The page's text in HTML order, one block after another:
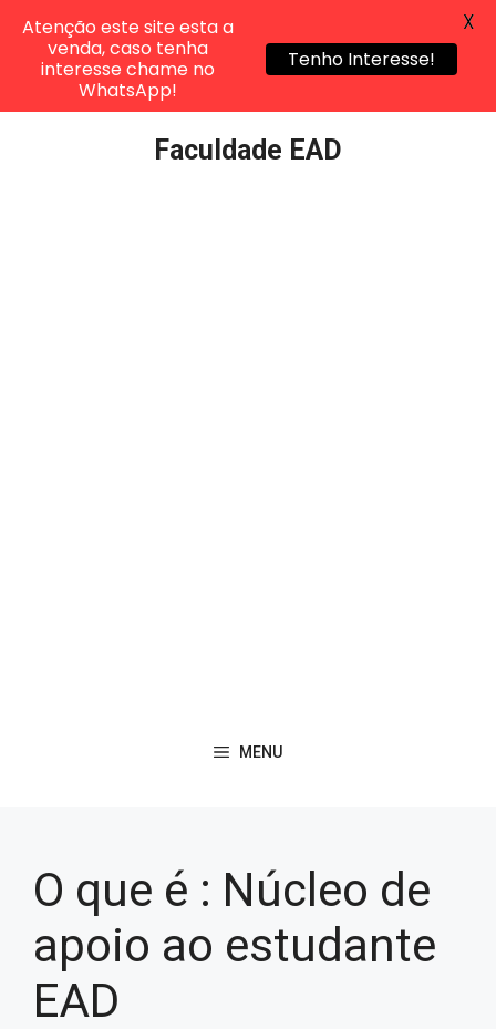
Faculdade EAD
MENU
O que é : Núcleo de
apoio ao estudante
EAD
Atenção este site esta a
venda, caso tenha
interesse chame no
WhatsApp!
Tenho Interesse!
X